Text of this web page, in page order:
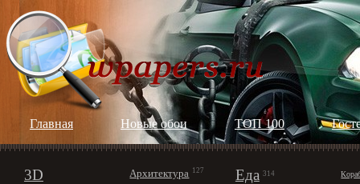
Главная Новые обои ТОП 100
3D
Архитектура 127 Еда 314